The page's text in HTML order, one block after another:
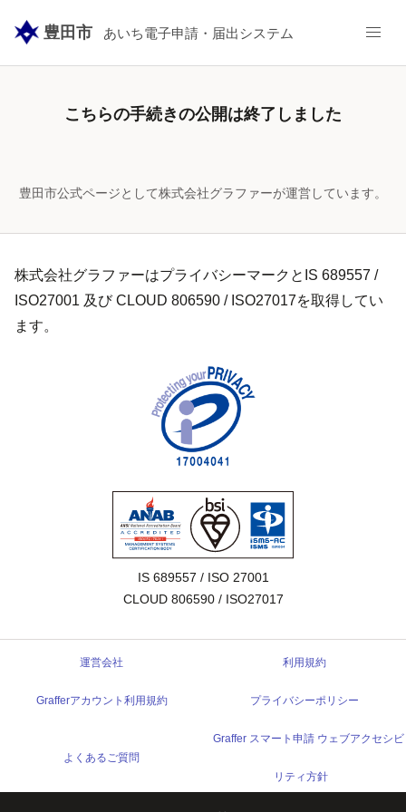
豊田市 あいち電子申請・届出システム
こちらの手続きの公開は終了しました
豊田市公式ページとして株式会社グラファーが運営しています。
株式会社グラファーはプライバシーマークとIS 689557 /
ISO27001 及び CLOUD 806590 / ISO27017を取得してい
ます。
IS 689557 / ISO 27001
CLOUD 806590 / ISO27017
運営会社 利用規約
Grafferアカウント利用規約 プライバシーポリシー
よくあるご質問
Graffer スマート申請 ウェブアクセシビ
リティ方針